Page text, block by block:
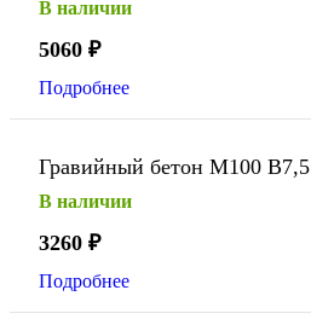
В наличии
5060 ₽
Подробнее
Гравийный бетон М100 В7,5
В наличии
3260 ₽
Подробнее